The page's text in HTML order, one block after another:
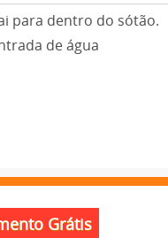
para dentro do sótão.
de água